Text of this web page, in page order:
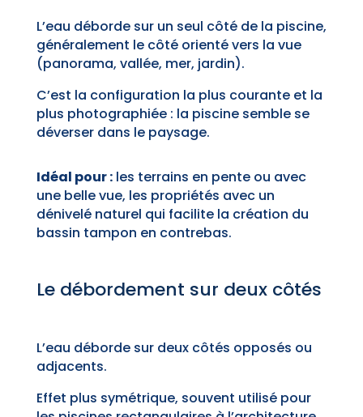
L’eau déborde sur un seul côté de la piscine,
généralement le côté orienté vers la vue
(panorama, vallée, mer, jardin).
C’est la configuration la plus courante et la
plus photographiée : la piscine semble se
déverser dans le paysage.
Idéal pour :les terrains en pente ou avec
une belle vue, les propriétés avec un
dénivelé naturel qui facilite la création du
bassin tampon en contrebas.
Le débordement sur deux côtés
L’eau déborde sur deux côtés opposés ou
adjacents.
Effet plus symétrique, souvent utilisé pour